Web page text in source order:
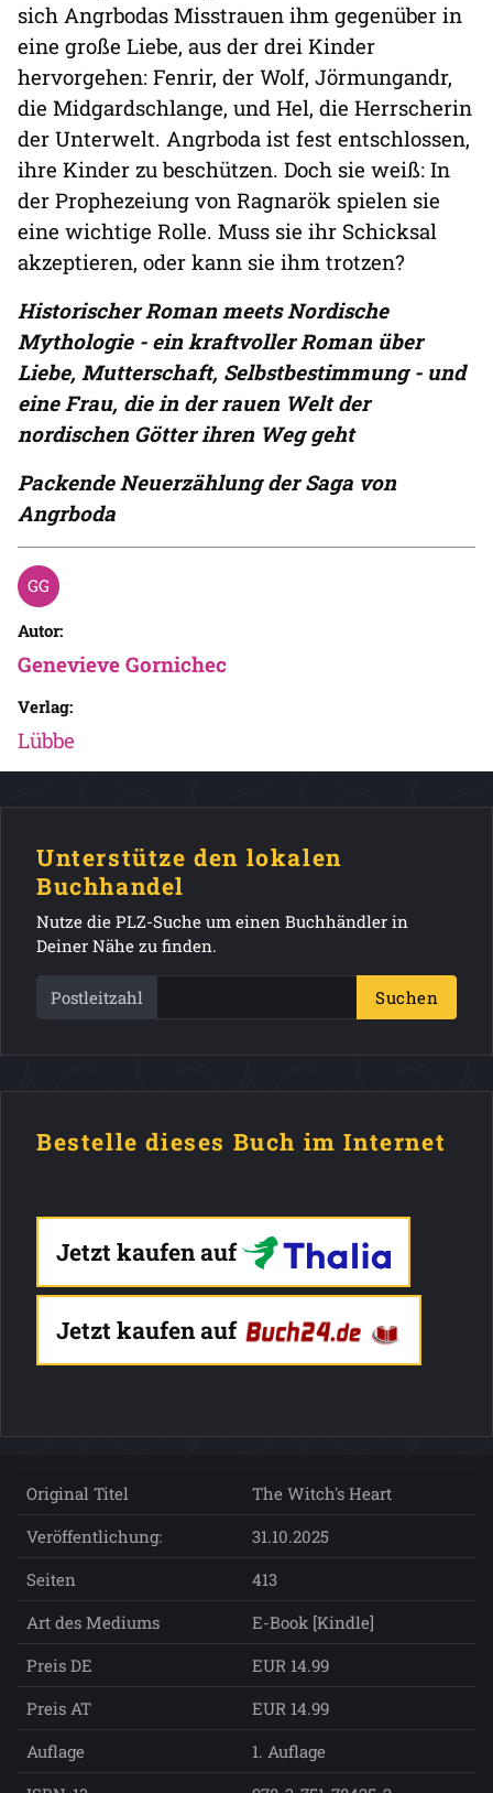
sich Angrbodas Misstrauen ihm gegenüber in
eine große Liebe, aus der drei Kinder
hervorgehen: Fenrir, der Wolf, Jörmungandr,
die Midgardschlange, und Hel, die Herrscherin
der Unterwelt. Angrboda ist fest entschlossen,
ihre Kinder zu beschützen. Doch sie weiß: In
der Prophezeiung von Ragnarök spielen sie
eine wichtige Rolle. Muss sie ihr Schicksal
akzeptieren, oder kann sie ihm trotzen?
Historischer Roman meets Nordische
Mythologie - ein kraftvoller Roman über
Liebe, Mutterschaft, Selbstbestimmung - und
eine Frau, die in der rauen Welt der
nordischen Götter ihren Weg geht
Packende Neuerzählung der Saga von
Angrboda
Autor:
Genevieve Gornichec
Verlag:
Lübbe
Unterstütze den lokalen
Buchhandel
Nutze die PLZ-Suche um einen Buchhändler in
Deiner Nähe zu finden.
Postleitzahl Suchen
Bestelle dieses Buch im Internet
Jetzt kaufen auf
Jetzt kaufen auf
Original Titel
The Witch's Heart
Veröffentlichung:
31.10.2025
Seiten
413
Art des Mediums
E-Book [Kindle]
Preis DE
EUR 14.99
Preis AT
EUR 14.99
Auflage
1. Auflage